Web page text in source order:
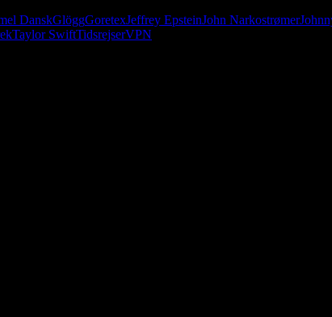
DanskGlöggGoretexJeffrey EpsteinJohn Narkostrømer
Taylor SwiftTidsrejserVPN